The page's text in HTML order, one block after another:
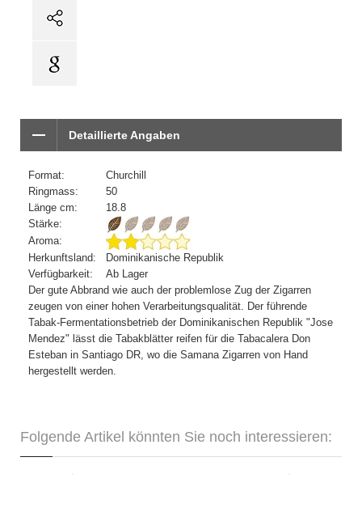
Detaillierte Angaben
Format:
Churchill
Ringmass:
50
Länge cm:
18.8
Stärke:
Aroma:
Herkunftsland:
Dominikanische Republik
Verfügbarkeit:
Ab Lager
Der gute Abbrand wie auch der problemlose Zug der Zigarren
zeugen von einer hohen Verarbeitungsqualität. Der führende
Tabak-Fermentationsbetrieb der Dominikanischen Republik "Jose
Mendez" lässt die Tabakblätter reifen für die Tabacalera Don
Esteban in Santiago DR, wo die Samana Zigarren von Hand
hergestellt werden.
Folgende Artikel könnten Sie noch interessieren: